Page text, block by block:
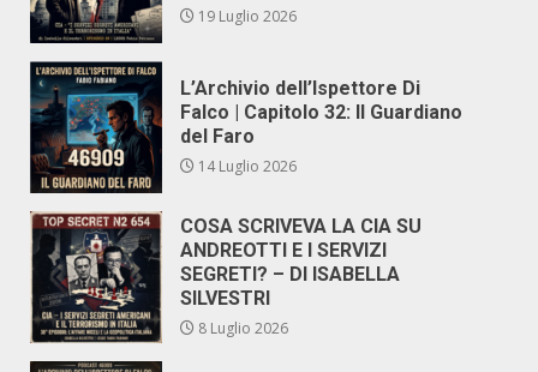
19 Luglio 2026
L’Archivio dell’Ispettore Di
Falco | Capitolo 32: Il Guardiano
del Faro
14 Luglio 2026
COSA SCRIVEVA LA CIA SU
ANDREOTTI E I SERVIZI
SEGRETI? – DI ISABELLA
SILVESTRI
8 Luglio 2026